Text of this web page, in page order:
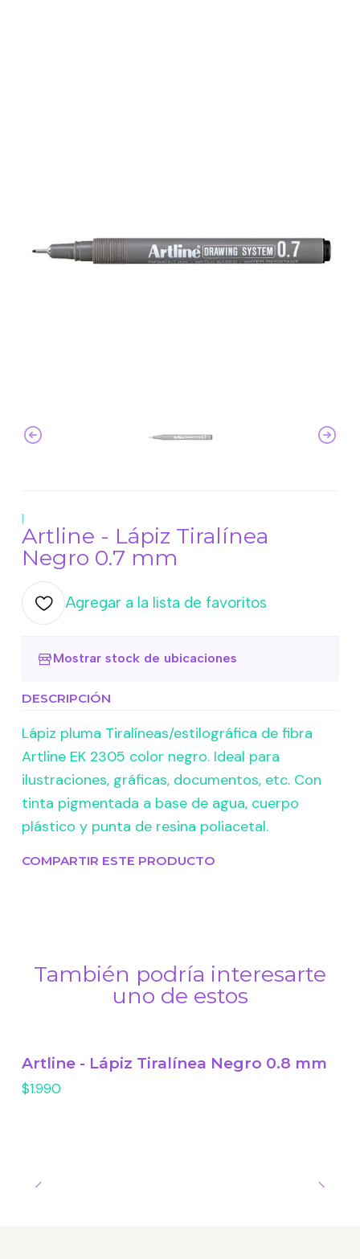
|
Artline - Lápiz Tiralínea
Negro 0.7 mm
Agregar a la lista de favoritos
Mostrar stock de ubicaciones
DESCRIPCIÓN
Lápiz pluma Tiralíneas/estilográfica de fibra
Artline EK 2305 color negro. Ideal para
ilustraciones, gráficas, documentos, etc. Con
tinta pigmentada a base de agua, cuerpo
plástico y punta de resina poliacetal.
COMPARTIR ESTE PRODUCTO
También podría interesarte
uno de estos
Artline - Lápiz Tiralínea Negro 0.8 mm
$1.990